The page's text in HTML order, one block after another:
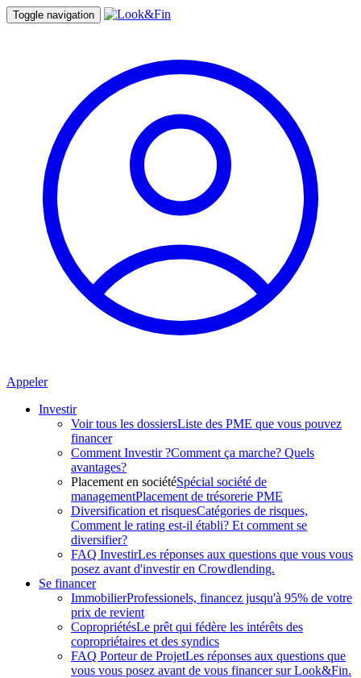
Toggle navigation
Appeler
Investir
Voir tous les dossiersListe des PME que vous pouvez
financer
Comment Investir ?Comment ça marche? Quels
avantages?
Placement en sociétéSpécial société de
managementPlacement de trésorerie PME
Diversification et risquesCatégories de risques,
Comment le rating est-il établi? Et comment se
diversifier?
FAQ InvestirLes réponses aux questions que vous vous
posez avant d'investir en Crowdlending.
Se financer
ImmobilierProfessionels, financez jusqu'à 95% de votre
prix de revient
CopropriétésLe prêt qui fédère les intérêts des
copropriétaires et des syndics
FAQ Porteur de ProjetLes réponses aux questions que
vous vous posez avant de vous financer sur Look&Fin.